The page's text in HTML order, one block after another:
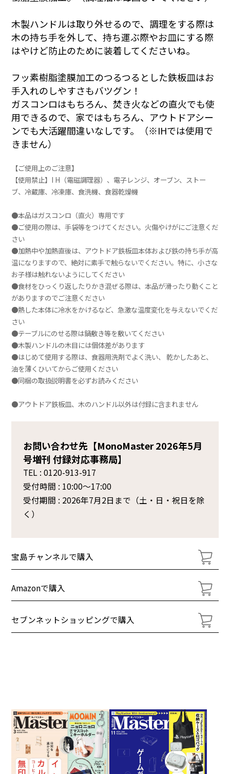
木製ハンドルは取り外せるので、調理をする際は
木の持ち手を外して、持ち運ぶ際やお皿にする際
はやけど防止のために装着してくださいね。
フッ素樹脂塗膜加工のつるつるとした鉄板皿はお
手入れのしやすさもバツグン！
ガスコンロはもちろん、焚き火などの直火でも使
用できるので、家ではもちろん、アウトドアシー
ンでも大活躍間違いなしです。（※IHでは使用で
きません）
【ご使用上のご注意】
【使用禁止】I H（電磁調理器）、電子レンジ、オーブン、ストー
ブ、冷蔵庫、冷凍庫、食洗機、食器乾燥機
●本品はガスコンロ（直火）専用です
●ご使用の際は、手袋等をつけてください。火傷やけがにご注意くだ
さい
●加熱中や加熱直後は、アウトドア鉄板皿本体および鉄の持ち手が高
温になりますので、絶対に素手で触らないでください。特に、小さな
お子様は触れないようにしてください
●食材をひっくり返したりかき混ぜる際は、本品が滑ったり動くこと
がありますのでご注意ください
●熱した本体に冷水をかけるなど、急激な温度変化を与えないでくだ
さい
●テーブルにのせる際は鍋敷き等を敷いてください
●木製ハンドルの木目には個体差があります
●はじめて使用する際は、食器用洗剤でよく洗い、 乾かしたあと、
油を薄くひいてからご使用ください
●同梱の取扱説明書を必ずお読みください
●アウトドア鉄板皿、木のハンドル以外は付録に含まれません
お問い合わせ先【MonoMaster 2026年5月
号増刊 付録対応事務局】
TEL : 0120-913-917
受付時間 : 10:00～17:00
受付期間 : 2026年7月2日まで（土・日・祝日を除
く）
宝島チャンネルで購入
Amazonで購入
セブンネットショッピングで購入